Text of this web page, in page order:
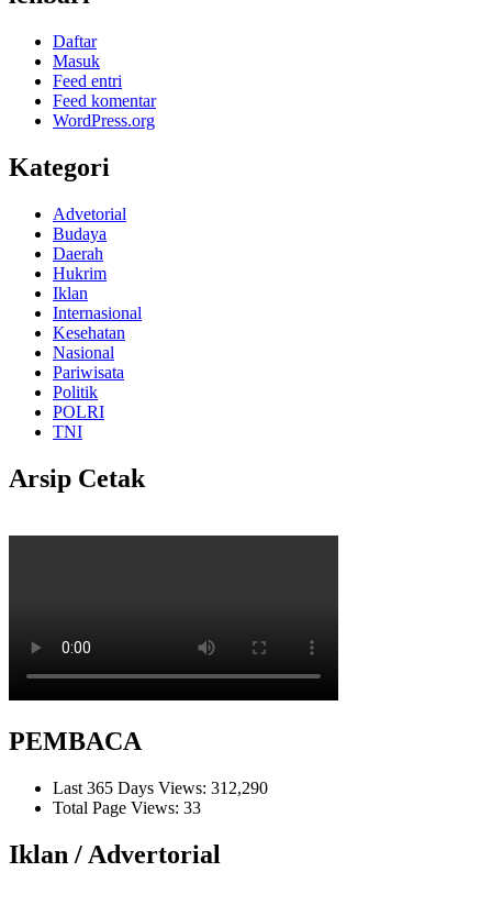
Daftar
Masuk
Feed entri
Feed komentar
WordPress.org
Kategori
Advetorial
Budaya
Daerah
Hukrim
Iklan
Internasional
Kesehatan
Nasional
Pariwisata
Politik
POLRI
TNI
Arsip Cetak
PEMBACA
Last 365 Days Views: 312,290
Total Page Views: 33
Iklan / Advertorial